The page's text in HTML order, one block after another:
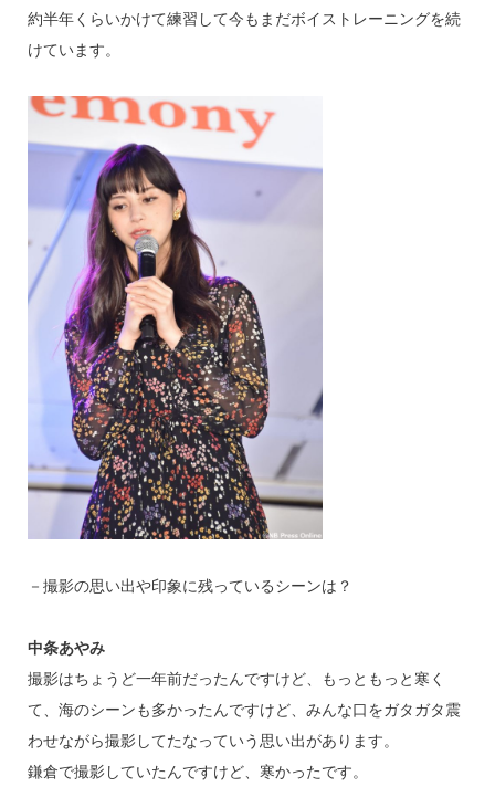
約半年くらいかけて練習して今もまだボイストレーニングを続
けています。
－撮影の思い出や印象に残っているシーンは？
中条あやみ
撮影はちょうど一年前だったんですけど、もっともっと寒く
て、海のシーンも多かったんですけど、みんな口をガタガタ震
わせながら撮影してたなっていう思い出があります。
鎌倉で撮影していたんですけど、寒かったです。